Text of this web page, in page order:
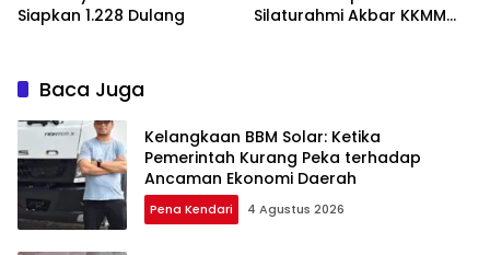
Siapkan 1.228 Dulang
Silaturahmi Akbar KKMM
Baca Juga
Kelangkaan BBM Solar: Ketika
Pemerintah Kurang Peka terhadap
Ancaman Ekonomi Daerah
Pena Kendari 4 Agustus 2026